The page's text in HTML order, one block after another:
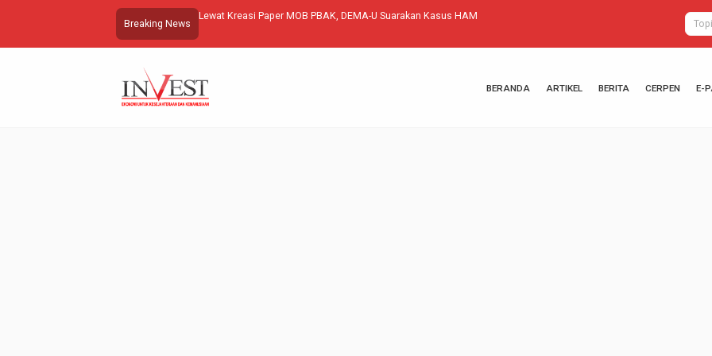
Breaking News
Lewat Kreasi Paper MOB PBAK, DEMA-U Suarakan Kasus HAM Sang Alkemis
BERANDA ARTIKEL BERITA CERPEN E-